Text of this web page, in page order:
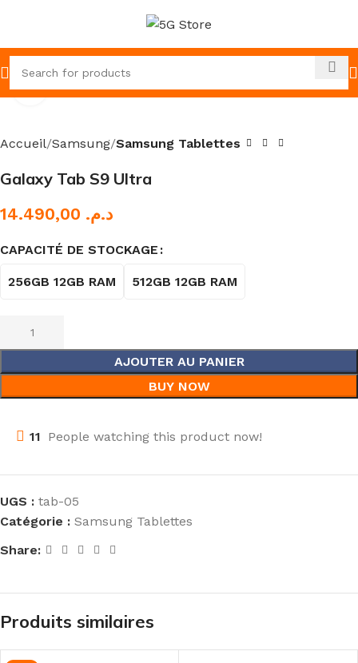
Click to enlarge
Accueil Samsung Samsung Tablettes
Galaxy Tab S9 Ultra
د.م.
CAPACITÉ DE STOCKAGE
256GB 12GB RAM 512GB 12GB RAM
AJOUTER AU PANIER
BUY NOW
11 People watching this product now!
UGS : tab-05
Catégorie : Samsung Tablettes
Share:
Produits similaires